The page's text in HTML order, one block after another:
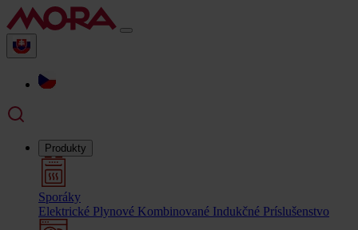
Produkty
Sporáky
Elektrické Plynové Kombinované Indukčné Príslušenstvo